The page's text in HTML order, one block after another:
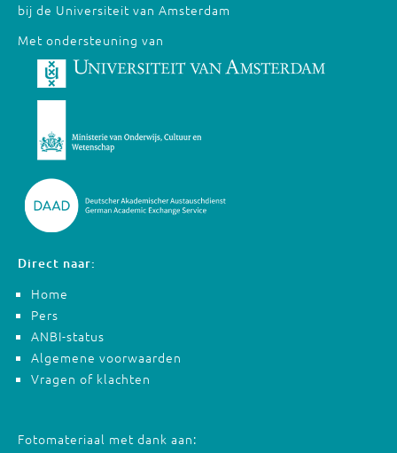
bij de Universiteit van Amsterdam
Met ondersteuning van
Direct naar:
Home
Pers
ANBI-status
Algemene voorwaarden
Vragen of klachten
Fotomateriaal met dank aan: